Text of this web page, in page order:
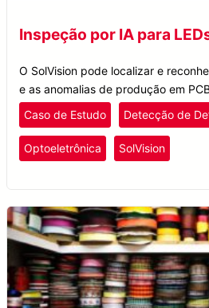
Inspeção por IA para
O SolVision pode localizar e
e as anomalias de produção em
de processamento de imagens.
Caso de Estudo Detecção de
Optoeletrônica SolVision